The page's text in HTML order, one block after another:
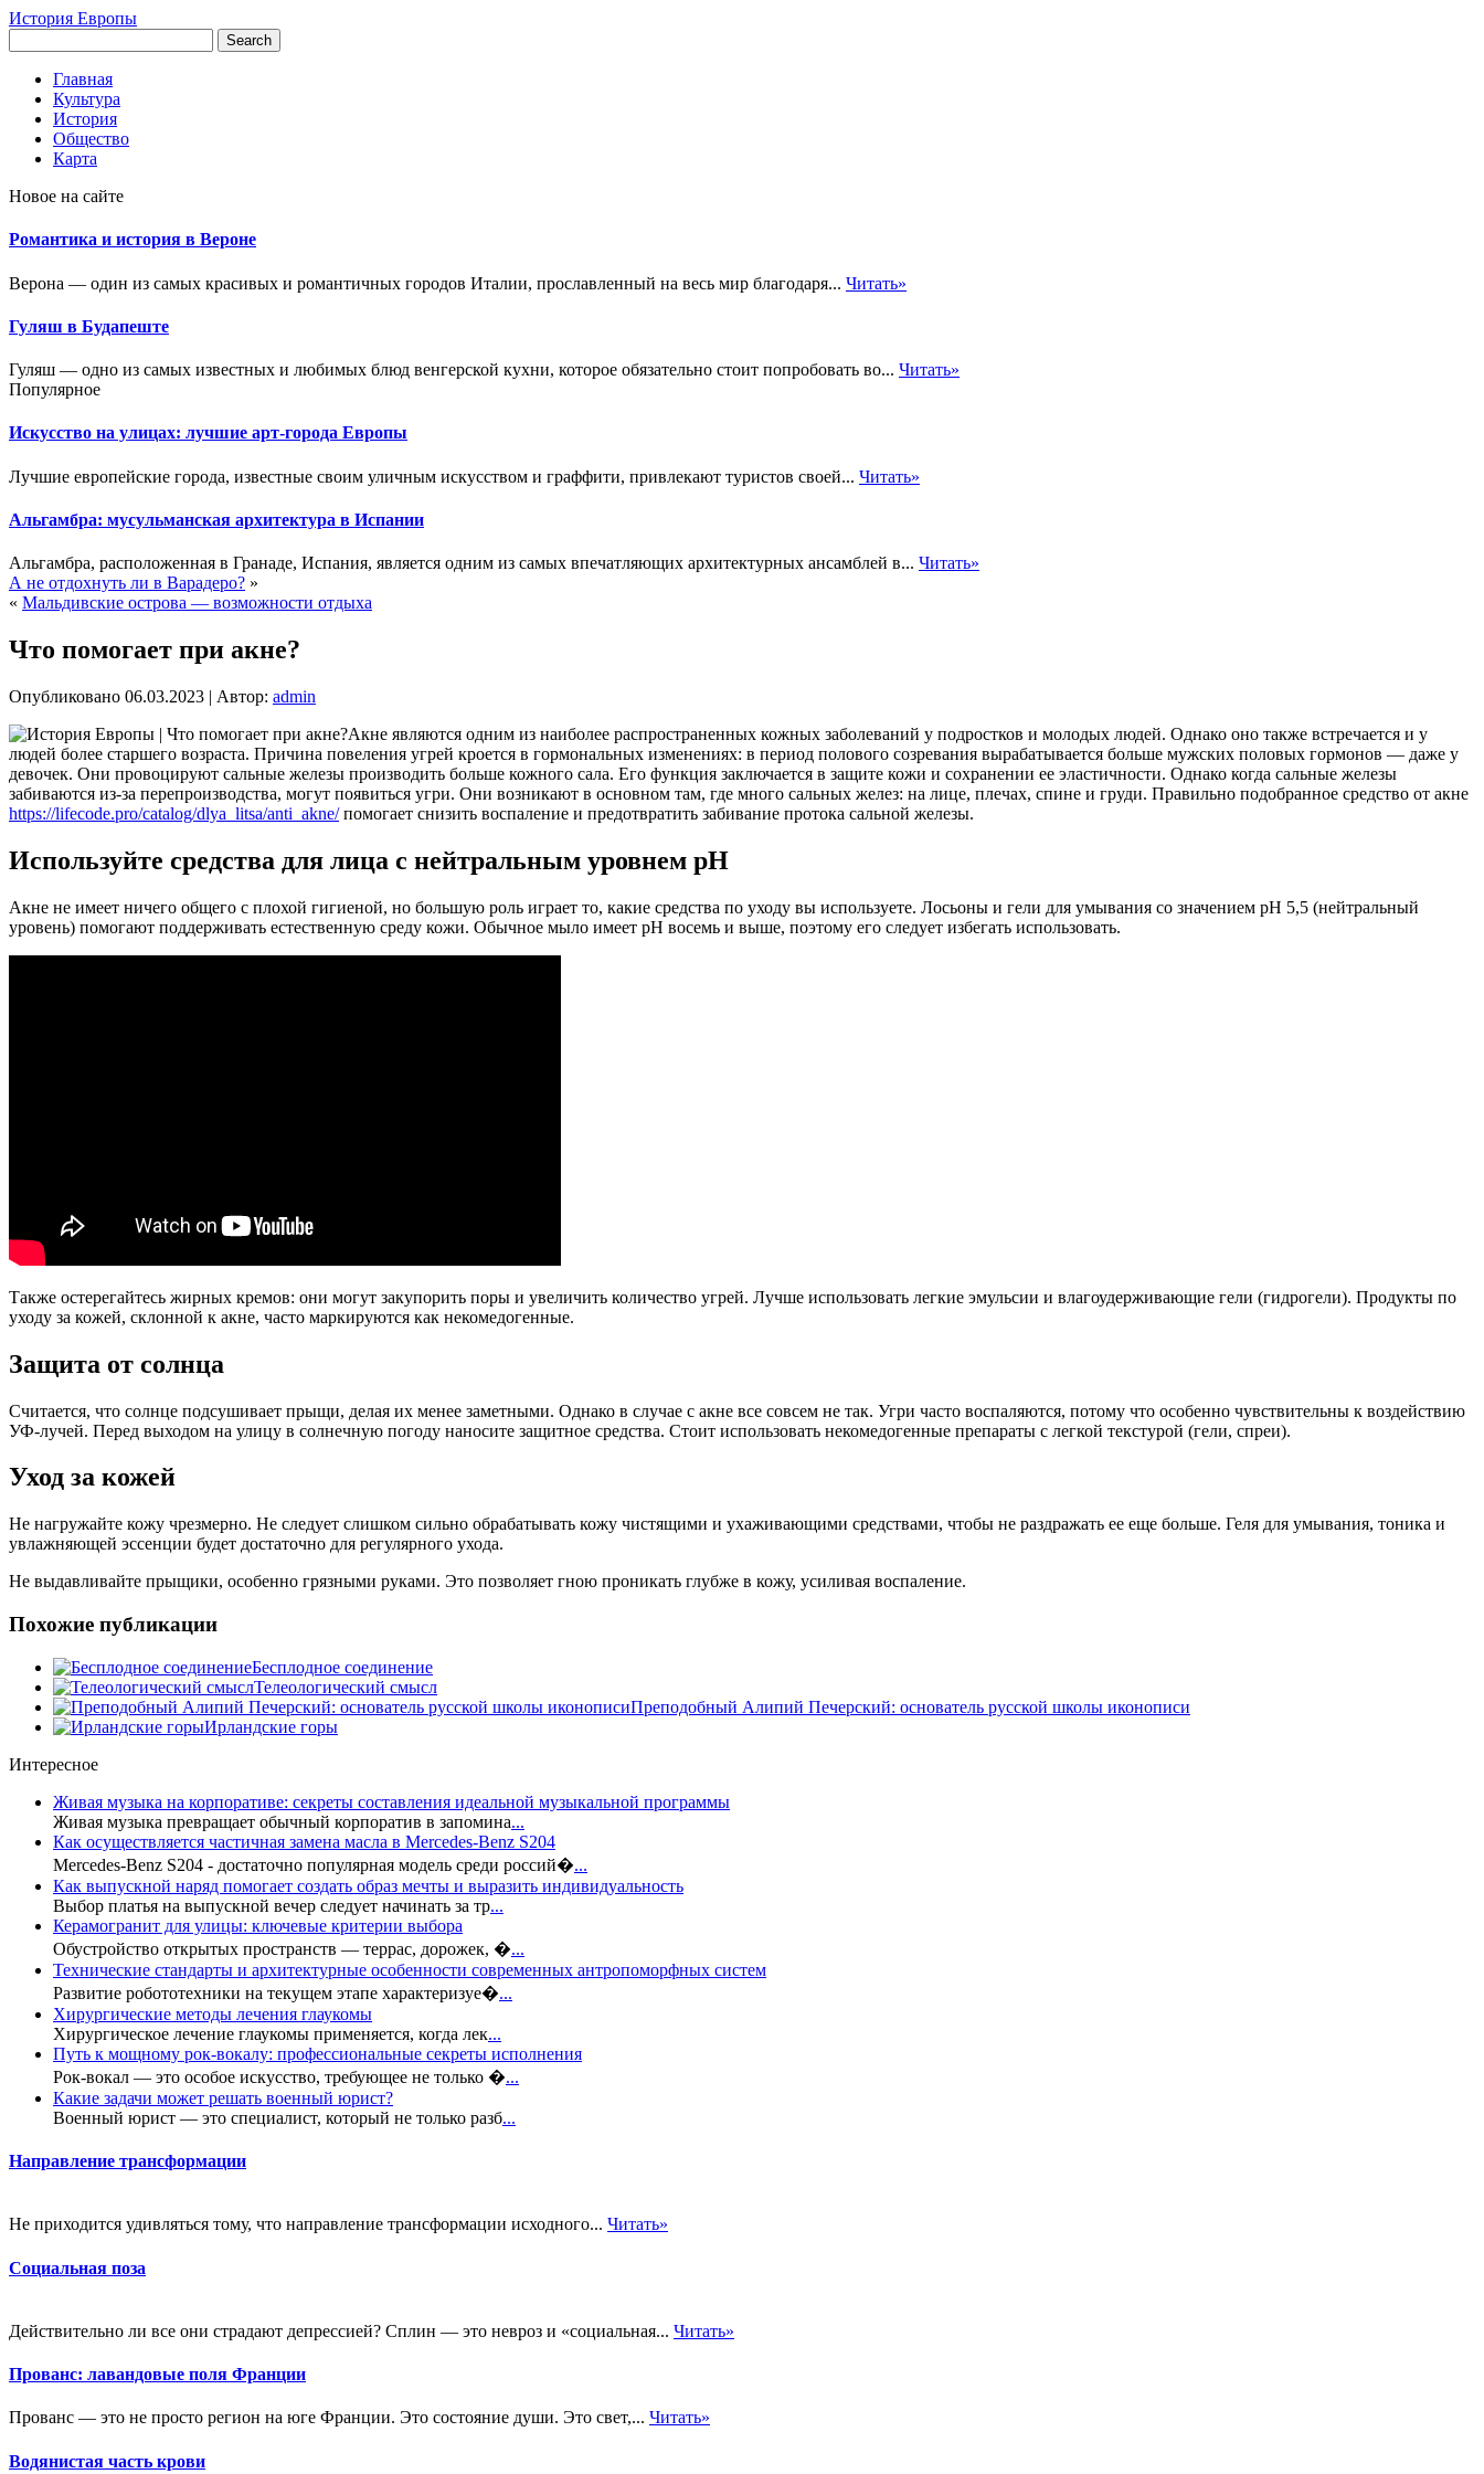
История Европы
Главная
Культура
История
Общество
Карта
Новое на сайте
Романтика и история в Вероне
Верона — один из самых красивых и романтичных городов Италии, прославленный на весь мир благодаря... Читать»
Гуляш в Будапеште
Гуляш — одно из самых известных и любимых блюд венгерской кухни, которое обязательно стоит попробовать во... Читать»
Популярное
Искусство на улицах: лучшие арт-города Европы
Лучшие европейские города, известные своим уличным искусством и граффити, привлекают туристов своей... Читать»
Альгамбра: мусульманская архитектура в Испании
Альгамбра, расположенная в Гранаде, Испания, является одним из самых впечатляющих архитектурных ансамблей в... Читать»
А не отдохнуть ли в Варадеро? »
« Мальдивские острова — возможности отдыха
Что помогает при акне?
Опубликовано 06.03.2023 | Автор: admin
Акне являются одним из наиболее распространенных кожных заболеваний у подростков и молодых людей. Однако оно также встречается и у
людей более старшего возраста. Причина повеления угрей кроется в гормональных изменениях: в период полового созревания вырабатывается больше мужских половых гормонов — даже у
девочек. Они провоцируют сальные железы производить больше кожного сала. Его функция заключается в защите кожи и сохранении ее эластичности. Однако когда сальные железы
забиваются из-за перепроизводства, могут появиться угри. Они возникают в основном там, где много сальных желез: на лице, плечах, спине и груди. Правильно подобранное средство от акне
https://lifecode.pro/catalog/dlya_litsa/anti_akne/помогает снизить воспаление и предотвратить забивание протока сальной железы.
Используйте средства для лица с нейтральным уровнем pH
Акне не имеет ничего общего с плохой гигиеной, но большую роль играет то, какие средства по уходу вы используете. Лосьоны и гели для умывания со значением pH 5,5 (нейтральный
уровень) помогают поддерживать естественную среду кожи. Обычное мыло имеет pH восемь и выше, поэтому его следует избегать использовать.
Также остерегайтесь жирных кремов: они могут закупорить поры и увеличить количество угрей. Лучше использовать легкие эмульсии и влагоудерживающие гели (гидрогели). Продукты по
уходу за кожей, склонной к акне, часто маркируются как некомедогенные.
Защита от солнца
Считается, что солнце подсушивает прыщи, делая их менее заметными. Однако в случае с акне все совсем не так. Угри часто воспаляются, потому что особенно чувствительны к воздействию
УФ-лучей. Перед выходом на улицу в солнечную погоду наносите защитное средства. Стоит использовать некомедогенные препараты с легкой текстурой (гели, спреи).
Уход за кожей
Не нагружайте кожу чрезмерно. Не следует слишком сильно обрабатывать кожу чистящими и ухаживающими средствами, чтобы не раздражать ее еще больше. Геля для умывания, тоника и
увлажняющей эссенции будет достаточно для регулярного ухода.
Не выдавливайте прыщики, особенно грязными руками. Это позволяет гною проникать глубже в кожу, усиливая воспаление.
Похожие публикации
Бесплодное соединение
Телеологический смысл
Преподобный Алипий Печерский: основатель русской школы иконописи
Ирландские горы
Интересное
Живая музыка на корпоративе: секреты составления идеальной музыкальной программы
Живая музыка превращает обычный корпоратив в запомина...
Как осуществляется частичная замена масла в Mercedes-Benz S204
Mercedes-Benz S204 - достаточно популярная модель среди россий�...
Как выпускной наряд помогает создать образ мечты и выразить индивидуальность
Выбор платья на выпускной вечер следует начинать за тр...
Керамогранит для улицы: ключевые критерии выбора
Обустройство открытых пространств — террас, дорожек, �...
Технические стандарты и архитектурные особенности современных антропоморфных систем
Развитие робототехники на текущем этапе характеризуе�...
Хирургические методы лечения глаукомы
Хирургическое лечение глаукомы применяется, когда лек...
Путь к мощному рок-вокалу: профессиональные секреты исполнения
Рок-вокал — это особое искусство, требующее не только �...
Какие задачи может решать военный юрист?
Военный юрист — это специалист, который не только разб...
Направление трансформации
Не приходится удивляться тому, что направление трансформации исходного... Читать»
Социальная поза
Действительно ли все они страдают депрессией? Сплин — это невроз и «социальная... Читать»
Прованс: лавандовые поля Франции
Прованс — это не просто регион на юге Франции. Это состояние души. Это свет,... Читать»
Водянистая часть крови